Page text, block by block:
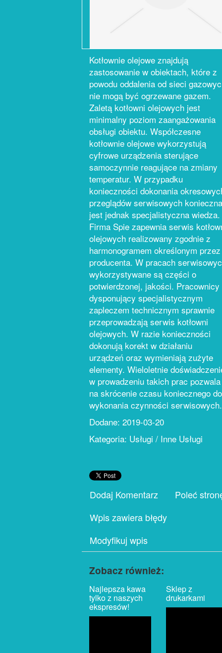
Kotłownie olejowe znajdują
zastosowanie w obiektach, które z
powodu oddalenia od sieci
nie mogą być ogrzewane gazem.
Zaletą kotłowni olejowych jest
minimalny poziom zaangażowania
obsługi obiektu. Współczesne
kotłownie olejowe wykorzystują
cyfrowe urządzenia sterujące
samoczynnie reagujące na zmiany
temperatur. W przypadku
konieczności dokonania
przeglądów serwisowych konieczna
jest jednak specjalistyczna wiedza.
Firma Spie zapewnia serwis
olejowych realizowany zgodnie z
harmonogramem określonym przez
producenta. W pracach
wykorzystywane są części o
potwierdzonej, jakości. Pracownicy
dysponujący specjalistycznym
zapleczem technicznym sprawnie
przeprowadzają serwis kotłowni
olejowych. W razie konieczności
dokonują korekt w działaniu
urządzeń oraz wymieniają zużyte
elementy. Wieloletnie
w prowadzeniu takich prac pozwala
na skrócenie czasu koniecznego do
wykonania czynności serwisowych.
Dodane: 2019-03-20
Kategoria: Usługi / Inne Usługi
Dodaj Komentarz
Poleć
Wpis zawiera błędy
Modyfikuj wpis
Zobacz również:
Najlepsza kawa
tylko z naszych
ekspresów!
Sklep z
drukarkami